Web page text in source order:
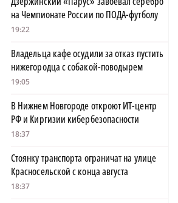
на Чемпионате России по ПОДА-футболу
19:22
Владельца кафе осудили за отказ пустить
нижегородца с собакой-поводырем
19:05
В Нижнем Новгороде откроют ИТ-центр
РФ и Киргизии кибербезопасности
18:37
Стоянку транспорта ограничат на улице
Красносельской с конца августа
18:37